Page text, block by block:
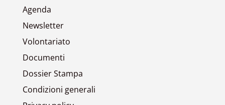
Agenda
Newsletter
Volontariato
Documenti
Dossier Stampa
Condizioni generali